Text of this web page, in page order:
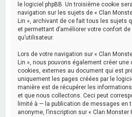
le logiciel phpBB. Un troisième cookie
navigation sur les sujets de « Clan
Lin », archivant de ce fait tous les sujets
et permettant d’améliorer votre confort
qu’utilisateur.
Lors de votre navigation sur « Clan
Lin », nous pouvons également créer
cookies, externes au document qui est
uniquement les pages créées par le
manière est de récupérer les
et que nous collectons. Ceci peut
limité à — la publication de messages en
anonyme, l’inscription sur « Clan Monster